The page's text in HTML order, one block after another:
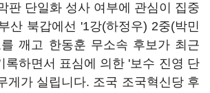
판 단일화 성사 여부에 관심이 집중
산 북갑에선 '1강(하정우) 2중(박민
를 깨고 한동훈 무소속 후보가 최근
록하면서 표심에 의한 '보수 진영 단
게가 실립니다. 조국 조국혁신당 후